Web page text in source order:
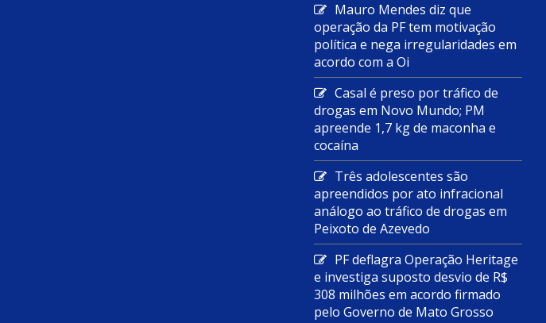
Mauro Mendes diz que
operação da PF tem motivação
política e nega irregularidades em
acordo com a Oi
Casal é preso por tráfico de
drogas em Novo Mundo; PM
apreende 1,7 kg de maconha e
cocaína
Três adolescentes são
apreendidos por ato infracional
análogo ao tráfico de drogas em
Peixoto de Azevedo
PF deflagra Operação Heritage
e investiga suposto desvio de R$
308 milhões em acordo firmado
pelo Governo de Mato Grosso